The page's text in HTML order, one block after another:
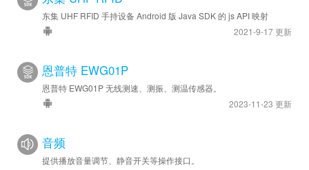
东集 UHF RFID 手持设备 Android 版 Java SDK 的 js API 映射
2021-9-17 更新
恩普特 EWG01P
恩普特 EWG01P 无线测速、测振、测温传感器。
2023-11-23 更新
音频
提供播放音量调节、静音开关等操作接口。